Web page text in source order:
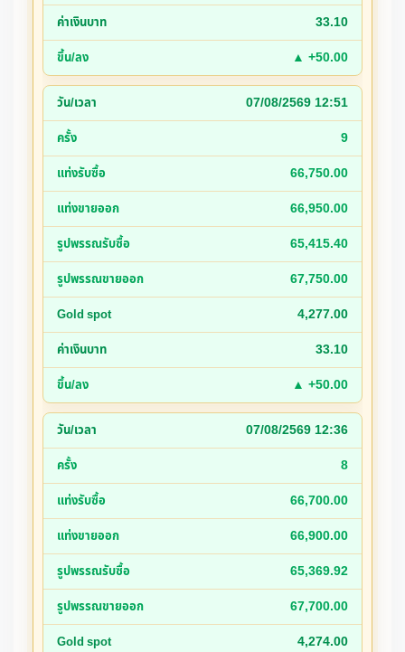
33.10
▲ +50.00
07/08/2569 12:51
9
66,750.00
66,950.00
65,415.40
67,750.00
4,277.00
33.10
▲ +50.00
07/08/2569 12:36
8
66,700.00
66,900.00
65,369.92
67,700.00
4,274.00